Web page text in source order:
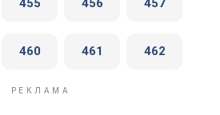
455 456 457
460 461 462